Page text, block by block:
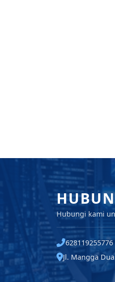
Hubungi kami
628119255776
Jl. Mangga